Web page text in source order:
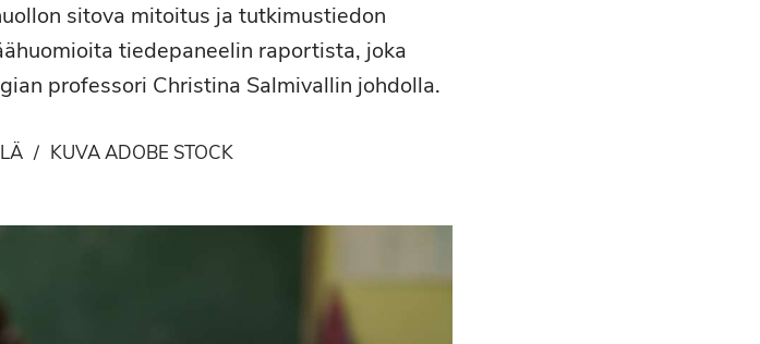
sitova mitoitus ja tutkimustiedon
tiedepaneelin raportista, joka
professori Christina Salmivallin johdolla.
/ KUVA ADOBE STOCK